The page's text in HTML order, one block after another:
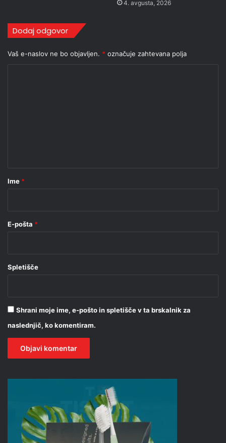
4. avgusta, 2026
Dodaj odgovor
Vaš e-naslov ne bo objavljen. * označuje zahtevana polja
rIme *
E-pošta *
Spletišče
Shrani moje ime, e-pošto in spletišče v ta brskalnik za
naslednjič, ko komentiram.